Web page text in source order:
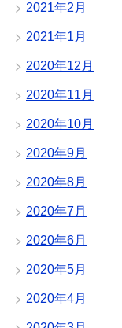
2021年2月
2021年1月
2020年12月
2020年11月
2020年10月
2020年9月
2020年8月
2020年7月
2020年6月
2020年5月
2020年4月